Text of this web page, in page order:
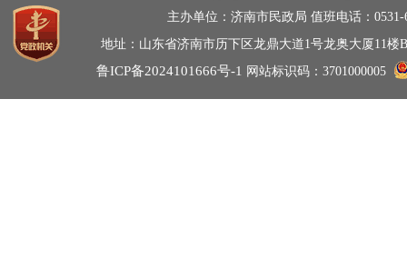
主办单位：济南市民政局 值班电话：0531-
地址：山东省济南市历下区龙鼎大道1号龙奥大厦11楼
鲁ICP备2024101666号-1 网站标识码：3701000005